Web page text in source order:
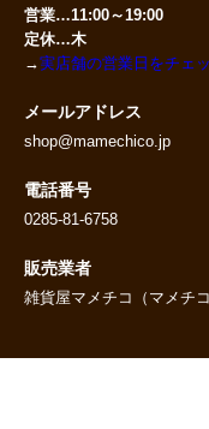
営業…11:00～19:00
定休…木
→実店舗の営業日をチェ
メールアドレス
shop@mamechico.jp
電話番号
0285-81-6758
販売業者
雑貨屋マメチコ（マメチ